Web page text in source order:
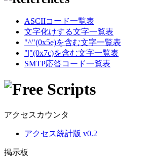
ASCIIコード一覧表
文字化けする文字一覧表
"^"(0x5e)を含む文字一覧表
"|"(0x7c)を含む文字一覧表
SMTP応答コード一覧表
アクセスカウンタ
アクセス統計版 v0.2
掲示板